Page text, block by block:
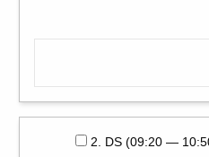
2. DS (09:20 —